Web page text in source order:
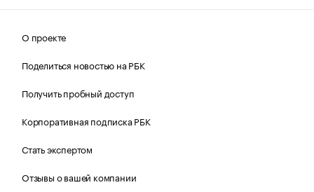
О проекте
Поделиться новостью на РБК
Получить пробный доступ
Корпоративная подписка РБК
Стать экспертом
Отзывы о вашей компании